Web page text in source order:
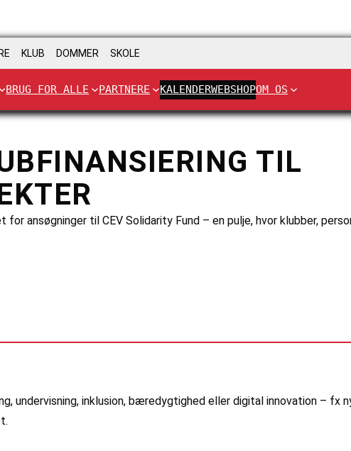
KLUB DOMMER SKOLE
BRUG FOR ALLE PARTNERE KALENDERWEBSHOPOM OS
TIL
ansøgninger til CEV Solidarity Fund – en pulje, hvor klubber,
undervisning, inklusion, bæredygtighed eller digital innovation – fx